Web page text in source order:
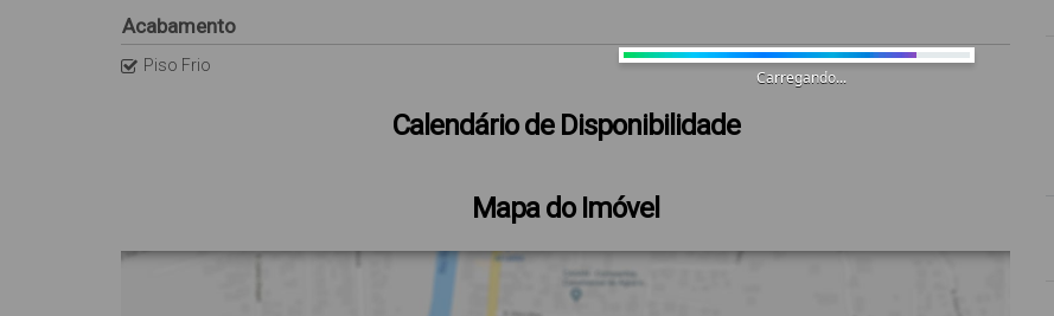
Acabamento
Piso Frio
Calendário de Disponibilidade
Mapa do Imóvel
Carregando...